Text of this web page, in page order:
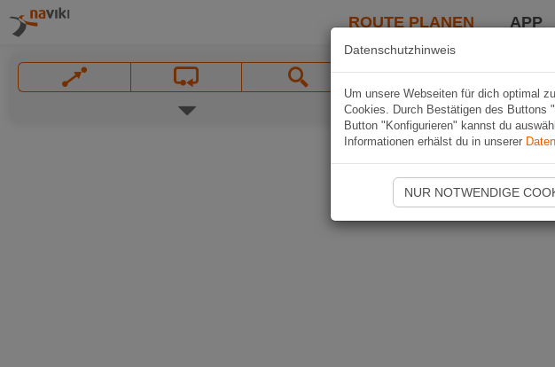
ROUTE PLANEN APP
Datenschutzhinweis
Um unsere Webseiten für dich optimal
Cookies. Durch Bestätigen des Buttons
Button "Konfigurieren" kannst du
Informationen erhälst du in unserer
NUR NOTWENDIGE